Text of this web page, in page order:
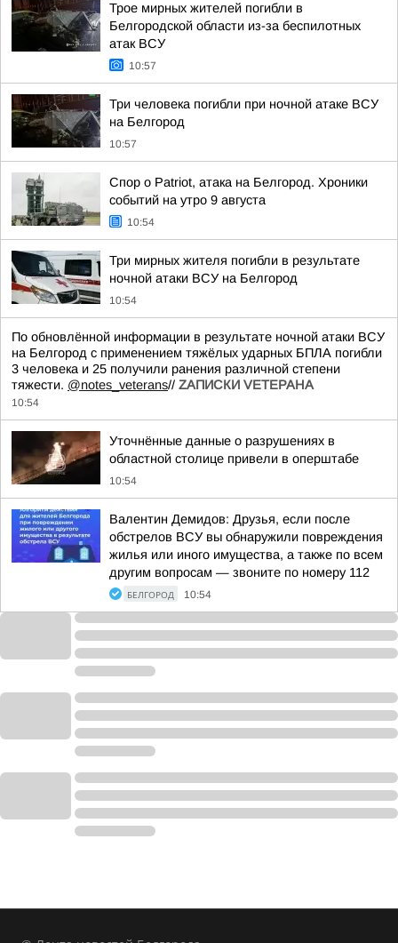
Трое мирных жителей погибли в
Белгородской области из-за беспилотных
атак ВСУ
10:57
Три человека погибли при ночной атаке ВСУ
на Белгород
10:57
Спор о Patriot, атака на Белгород. Хроники
событий на утро 9 августа
10:54
Три мирных жителя погибли в результате
ночной атаки ВСУ на Белгород
10:54
По обновлённой информации в результате ночной атаки ВСУ
на Белгород с применением тяжёлых ударных БПЛА погибли
3 человека и 25 получили ранения различной степени
тяжести. @notes_veterans// ZАПИСКИ VЕТЕРАНА
10:54
Уточнённые данные о разрушениях в
областной столице привели в оперштабе
10:54
Валентин Демидов: Друзья, если после
обстрелов ВСУ вы обнаружили повреждения
жилья или иного имущества, а также по всем
другим вопросам — звоните по номеру 112
БЕЛГОРОД 10:54